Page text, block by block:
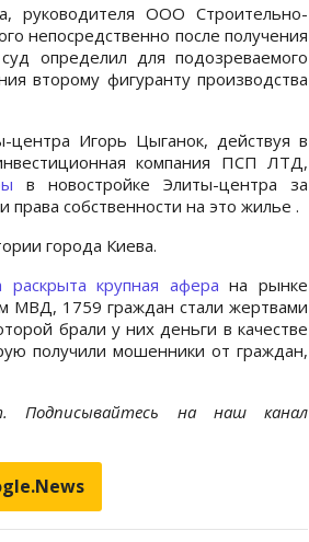
руководителя ООО Строительно-
непосредственно после получения
определил для подозреваемого
второму фигуранту производства
центра Игорь Цыганок, действуя в
компания ПСП ЛТД,
в новостройке Элиты-центра за
собственности на это жилье .
города Киева.
крупная афера на рынке
МВД, 1759 граждан стали жертвами
брали у них деньги в качестве
получили мошенники от граждан,
Подписывайтесь на наш канал